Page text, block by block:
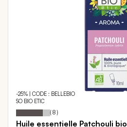
-25% | CODE : BELLEBIO
SO BIO ETIC
Notation: 78
% of
( 8 )
Huile essentielle Patchouli bio